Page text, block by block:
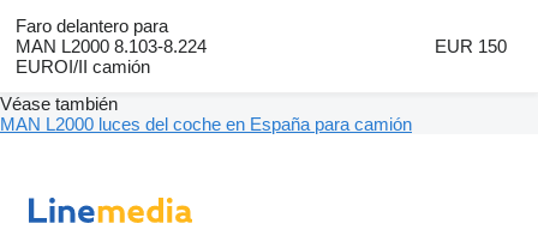
Faro delantero para
MAN L2000 8.103-8.224
EUROI/II camión
EUR 150
Véase también
MAN L2000 luces del coche en España para camión